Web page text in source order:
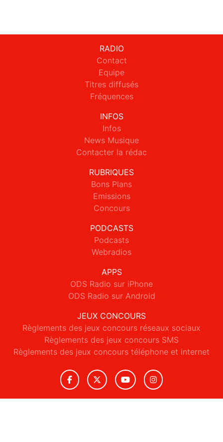
RADIO
Contact
Equipe
Titres diffusés
Fréquences
INFOS
Infos
News Musique
Contacter la rédac
RUBRIQUES
Bons Plans
Emissions
Concours
PODCASTS
Podcasts
Webradios
APPS
ODS Radio sur iPhone
ODS Radio sur Android
JEUX CONCOURS
Règlements des jeux concours réseaux sociaux
Règlements des jeux concours SMS
Règlements des jeux concours téléphone et internet